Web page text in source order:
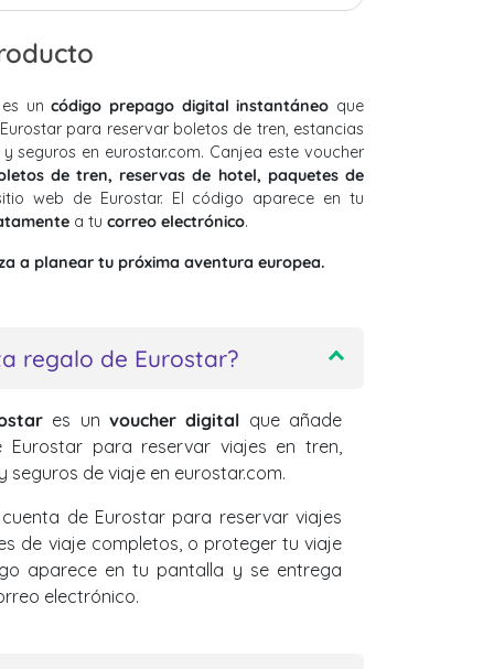
es uncódigo prepago digital instantáneo que
para reservar boletos de tren, estancias
seguros en eurostar.com. Canjea este voucher
de tren, reservas de hotel, paquetes de
web de Eurostar. El código aparece en tu
a tu correo electrónico.
a planear tu próxima aventura europea.
regalo de Eurostar?
es unvoucher digital que añade
para reservar viajes en tren,
seguros de viaje en eurostar.com.
de Eurostar para reservar viajes
de viaje completos, o proteger tu viaje
aparece en tu pantalla y se entrega
electrónico.